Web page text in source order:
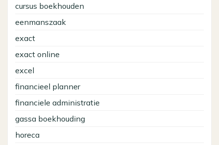
cursus boekhouden
eenmanszaak
exact
exact online
excel
financieel planner
financiele administratie
gassa boekhouding
horeca